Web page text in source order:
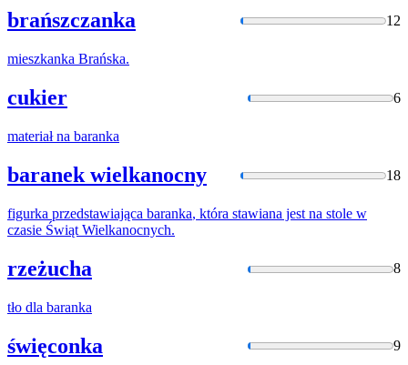
brańszczanka 12
mieszkanka Brańska.
cukier 6
materiał na baranka
baranek wielkanocny 18
figurka przedstawiająca baranka, która stawiana jest na stole w
czasie Świąt Wielkanocnych.
rzeżucha 8
tło dla baranka
święconka 9